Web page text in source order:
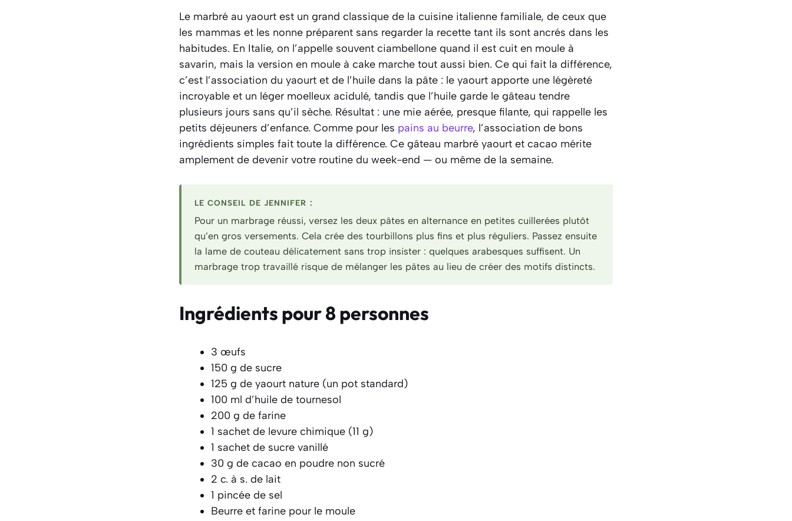
Le marbré au yaourt est un grand classique de la cuisine italienne familiale, de ceux que
les mammas et les nonne préparent sans regarder la recette tant ils sont ancrés dans les
habitudes. En Italie, on l’appelle souvent ciambellone quand il est cuit en moule à
savarin, mais la version en moule à cake marche tout aussi bien. Ce qui fait la différence,
c’est l’association du yaourt et de l’huile dans la pâte : le yaourt apporte une légèreté
incroyable et un léger moelleux acidulé, tandis que l’huile garde le gâteau tendre
plusieurs jours sans qu’il sèche. Résultat : une mie aérée, presque filante, qui rappelle les
petits déjeuners d’enfance. Comme pour les pains au beurre, l’association de bons
ingrédients simples fait toute la différence. Ce gâteau marbré yaourt et cacao mérite
amplement de devenir votre routine du week-end — ou même de la semaine.
LE CONSEIL DE JENNIFER :
Pour un marbrage réussi, versez les deux pâtes en alternance en petites cuillerées plutôt
qu’en gros versements. Cela crée des tourbillons plus fins et plus réguliers. Passez ensuite
la lame de couteau délicatement sans trop insister : quelques arabesques suffisent. Un
marbrage trop travaillé risque de mélanger les pâtes au lieu de créer des motifs distincts.
Ingrédients pour 8 personnes
3 œufs
150 g de sucre
125 g de yaourt nature (un pot standard)
100 ml d’huile de tournesol
200 g de farine
1 sachet de levure chimique (11 g)
1 sachet de sucre vanillé
30 g de cacao en poudre non sucré
2 c. à s. de lait
1 pincée de sel
Beurre et farine pour le moule